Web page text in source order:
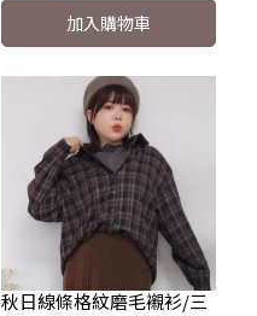
加入購物車
秋日線條格紋磨毛襯衫/三